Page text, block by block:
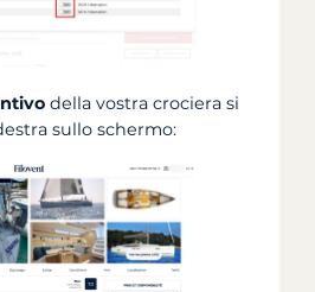
della vostra crociera si
sullo schermo: